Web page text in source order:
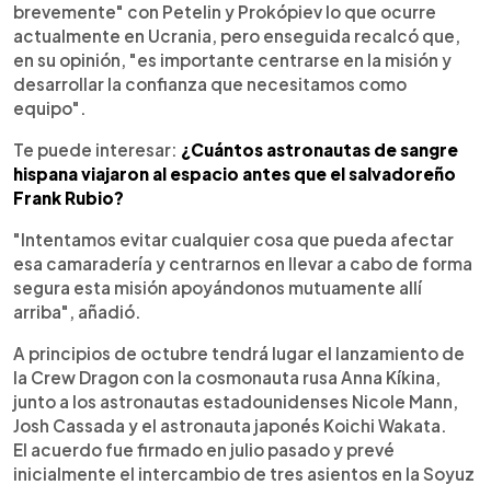
brevemente" con Petelin y Prokópiev lo que ocurre
actualmente en Ucrania, pero enseguida recalcó que,
en su opinión, "es importante centrarse en la misión y
desarrollar la confianza que necesitamos como
equipo".
Te puede interesar: ¿Cuántos astronautas de sangre
hispana viajaron al espacio antes que el salvadoreño
Frank Rubio?
"Intentamos evitar cualquier cosa que pueda afectar
esa camaradería y centrarnos en llevar a cabo de forma
segura esta misión apoyándonos mutuamente allí
arriba", añadió.
A principios de octubre tendrá lugar el lanzamiento de
la Crew Dragon con la cosmonauta rusa Anna Kíkina,
junto a los astronautas estadounidenses Nicole Mann,
Josh Cassada y el astronauta japonés Koichi Wakata.
El acuerdo fue firmado en julio pasado y prevé
inicialmente el intercambio de tres asientos en la Soyuz